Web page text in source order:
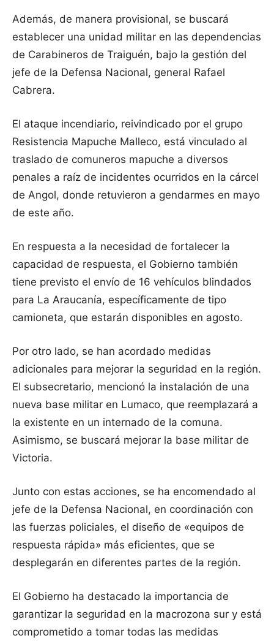
Además, de manera provisional, se buscará
establecer una unidad militar en las dependencias
de Carabineros de Traiguén, bajo la gestión del
jefe de la Defensa Nacional, general Rafael
Cabrera.
El ataque incendiario, reivindicado por el grupo
Resistencia Mapuche Malleco, está vinculado al
traslado de comuneros mapuche a diversos
penales a raíz de incidentes ocurridos en la cárcel
de Angol, donde retuvieron a gendarmes en mayo
de este año.
En respuesta a la necesidad de fortalecer la
capacidad de respuesta, el Gobierno también
tiene previsto el envío de 16 vehículos blindados
para La Araucanía, específicamente de tipo
camioneta, que estarán disponibles en agosto.
Por otro lado, se han acordado medidas
adicionales para mejorar la seguridad en la región.
El subsecretario, mencionó la instalación de una
nueva base militar en Lumaco, que reemplazará a
la existente en un internado de la comuna.
Asimismo, se buscará mejorar la base militar de
Victoria.
Junto con estas acciones, se ha encomendado al
jefe de la Defensa Nacional, en coordinación con
las fuerzas policiales, el diseño de «equipos de
respuesta rápida» más eficientes, que se
desplegarán en diferentes partes de la región.
El Gobierno ha destacado la importancia de
garantizar la seguridad en la macrozona sur y está
comprometido a tomar todas las medidas